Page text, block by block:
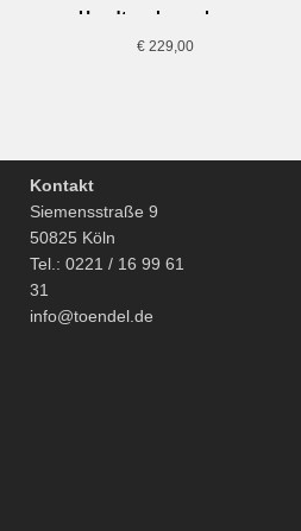
Handtasche, schwarz
€ 229,00
Kontakt
Siemensstraße 9
50825 Köln
Tel.: 0221 / 16 99 61
31
info@toendel.de